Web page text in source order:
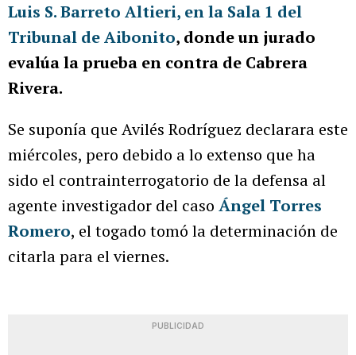
Luis S. Barreto Altieri, en la Sala 1 del
Tribunal de Aibonito, donde un jurado
evalúa la prueba en contra de Cabrera
Rivera.
Se suponía que Avilés Rodríguez declarara este
miércoles, pero debido a lo extenso que ha
sido el contrainterrogatorio de la defensa al
agente investigador del caso Ángel Torres
Romero, el togado tomó la determinación de
citarla para el viernes.
PUBLICIDAD